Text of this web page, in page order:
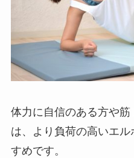
体力に自信のある方や
は、より負荷の高いエ
すめです。